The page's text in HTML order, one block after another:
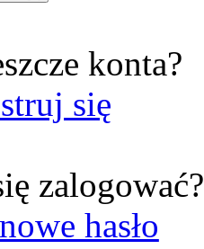
konta?
się
zalogować?
hasło